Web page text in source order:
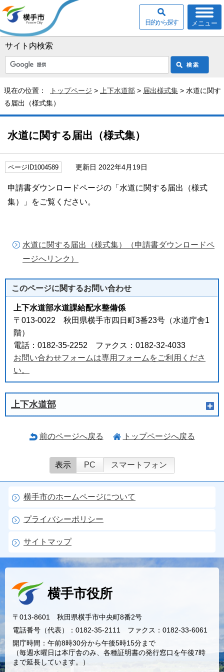
サイト内検索
メニュー
目的から探す
現在の位置： トップページ > 上下水道部 > 届出様式集 > 水道に関す
る届出（様式集）
水道に関する届出（様式集）
ページID1004589 更新日 2022年4月19日
申請書ダウンロードページの「水道に関する届出（様式
集）」をご覧ください。
水道に関する届出（様式集）（申請書ダウンロードペ
ージへリンク）
このページに関するお問い合わせ
上下水道部水道課給配水整備係
〒013-0022 秋田県横手市四日町3番23号（水道庁舎1
階）
電話：0182-35-2252 ファクス：0182-32-4033
お問い合わせフォームは専用フォームをご利用くださ
い。
上下水道部
前のページへ戻る トップページへ戻る
表示 PC スマートフォン
横手市のホームページについて
プライバシーポリシー
サイトマップ
横手市役所
〒013-8601 秋田県横手市中央町8番2号
電話番号（代表）：0182-35-2111 ファクス：0182-33-6061
開庁時間：午前8時30分から午後5時15分まで
（毎週水曜日は本庁舎のみ、各種証明書の発行窓口を午後7時
まで延長しています。）